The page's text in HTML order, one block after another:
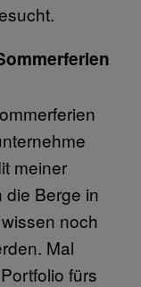
meiner
die Berge in
noch
Mal
fürs